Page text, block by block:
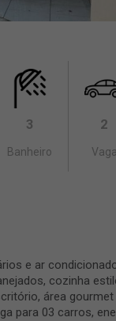
3
Banheiro
2
Vaga
e ar
cozinha
área
para 03 carros,